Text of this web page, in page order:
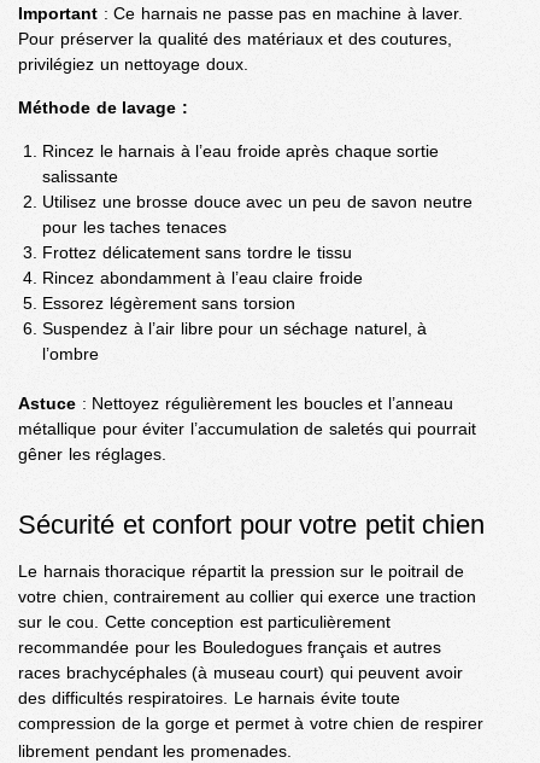
Important : Ce harnais ne passe pas en machine à laver.
Pour préserver la qualité des matériaux et des coutures,
privilégiez un nettoyage doux.
Méthode de lavage :
Rincez le harnais à l’eau froide après chaque sortie
salissante
Utilisez une brosse douce avec un peu de savon neutre
pour les taches tenaces
Frottez délicatement sans tordre le tissu
Rincez abondamment à l’eau claire froide
Essorez légèrement sans torsion
Suspendez à l’air libre pour un séchage naturel, à
l’ombre
Astuce : Nettoyez régulièrement les boucles et l’anneau
métallique pour éviter l’accumulation de saletés qui pourrait
gêner les réglages.
Sécurité et confort pour votre petit chien
Le harnais thoracique répartit la pression sur le poitrail de
votre chien, contrairement au collier qui exerce une traction
sur le cou. Cette conception est particulièrement
recommandée pour les Bouledogues français et autres
races brachycéphales (à museau court) qui peuvent avoir
des difficultés respiratoires. Le harnais évite toute
compression de la gorge et permet à votre chien de respirer
librement pendant les promenades.